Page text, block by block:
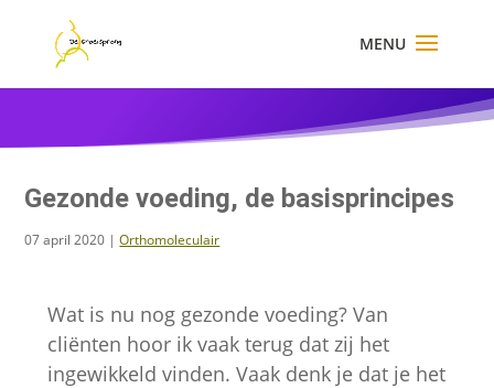
Gezonde voeding, de basisprincipes
07 april 2020 |Orthomoleculair
Wat is nu nog gezonde voeding? Van
cliënten hoor ik vaak terug dat zij het
ingewikkeld vinden. Vaak denk je dat je het